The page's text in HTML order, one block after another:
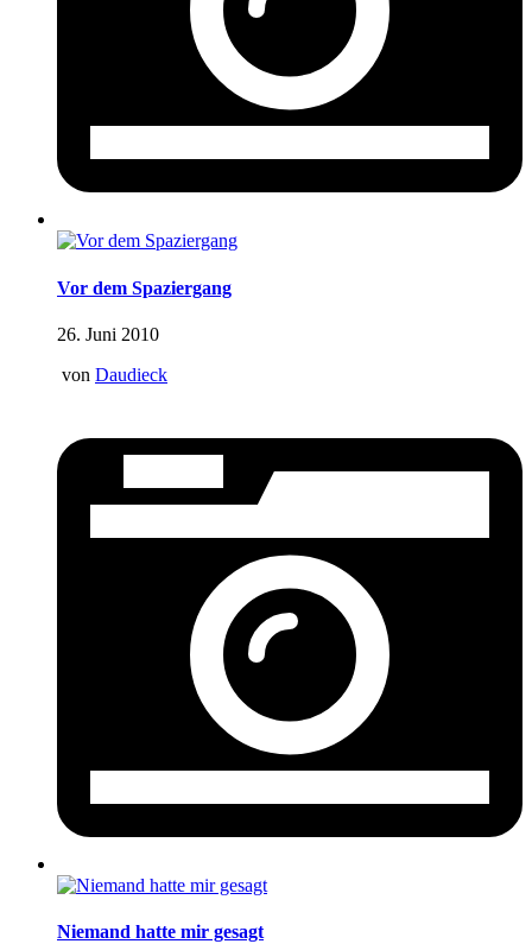
Vor dem Spaziergang
26. Juni 2010
von Daudieck
Niemand hatte mir gesagt